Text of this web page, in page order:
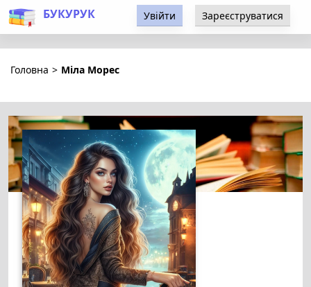
БУКУРУК Увійти Зареєструватися
Головна > Міла Морес